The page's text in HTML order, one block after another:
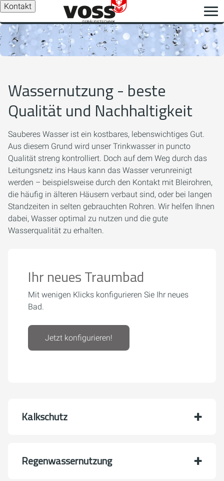
Kontakt
Wassernutzung - beste
Qualität und Nachhaltigkeit
Sauberes Wasser ist ein kostbares, lebenswichtiges Gut.
Aus diesem Grund wird unser Trinkwasser in puncto
Qualität streng kontrolliert. Doch auf dem Weg durch das
Leitungsnetz ins Haus kann das Wasser verunreinigt
werden – beispielsweise durch den Kontakt mit Bleirohren,
die häufig in älteren Häusern verbaut sind, oder bei langen
Standzeiten in selten gebrauchten Rohren. Wir helfen Ihnen
dabei, Wasser optimal zu nutzen und die gute
Wasserqualität zu erhalten.
Ihr neues Traumbad
Mit wenigen Klicks konfigurieren Sie Ihr neues
Bad.
Jetzt konfigurieren!
Kalkschutz
Regenwassernutzung